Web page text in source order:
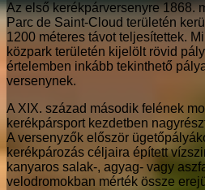
Az első kerékpárversenyre 1868.
Parc de Saint-Cloud területén
1200 méteres távot teljesítettek.
közpark területén kijelölt rövid
értelemben inkább tekinthető
versenynek.
A XIX. század második felének
kerékpársport kezdetben
A versenyzők először
kerékpározás céljaira épített
kanyaros salak-, agyag- vagy
velodromokban mérték össze